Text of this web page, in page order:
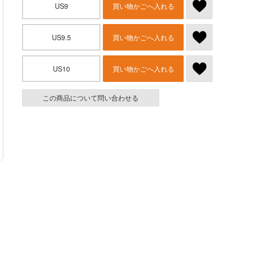
US9 買い物かごへ入れる
US9.5 買い物かごへ入れる
US10 買い物かごへ入れる
この商品について問い合わせる